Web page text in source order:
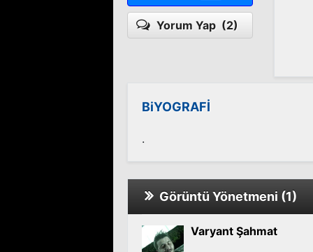
Yorum Yap (2)
BiYOGRAFİ
.
Görüntü Yönetmeni (1)
Varyant Şahmat